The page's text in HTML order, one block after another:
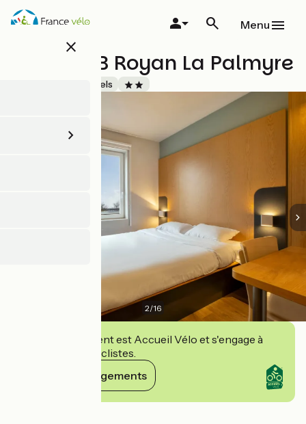
Aller
au
close
Menu
Hôtel B&B Royan La Palmyre
Hôtels
2/16
Cet établissement est Accueil Vélo et s'engage à
accueillir des cyclistes.
Voir ses engagements